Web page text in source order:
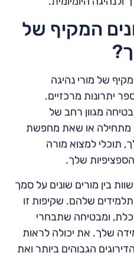
המקיף של
של מורי נהיגה
יתרונות מרכזיים.
מגוון רחב של
מתחילה או שאת מחפשת
תוכלי למצוא מורה
שלך.
בין מורים שונים על סמך
שלהם. שקיפות זו
ומבטיחה שתבחרי
שלך. את יכולה לראות
הגבוהים ביותר ואת